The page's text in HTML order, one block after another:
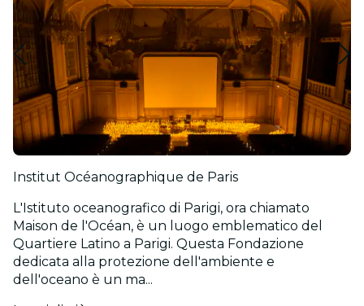
Institut Océanographique de Paris
L'Istituto oceanografico di Parigi, ora chiamato
Maison de l'Océan, è un luogo emblematico del
Quartiere Latino a Parigi. Questa Fondazione
dedicata alla protezione dell'ambiente e
dell'oceano è un ma...